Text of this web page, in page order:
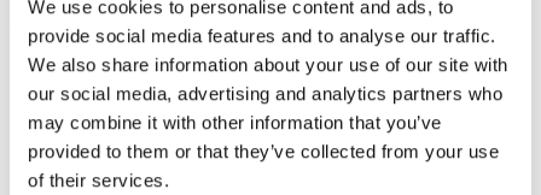
We use cookies to personalise content and ads, to
provide social media features and to analyse our traffic.
We also share information about your use of our site with
our social media, advertising and analytics partners who
may combine it with other information that you’ve
provided to them or that they’ve collected from your use
of their services.
Anderen kochten ook